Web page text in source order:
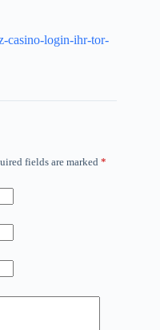
casino-login-ihr-tor-
fields are marked *